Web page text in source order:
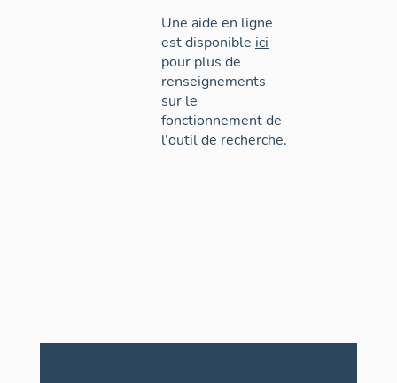
Une aide en ligne
est disponible ici
pour plus de
renseignements
sur le
fonctionnement de
l'outil de recherche.